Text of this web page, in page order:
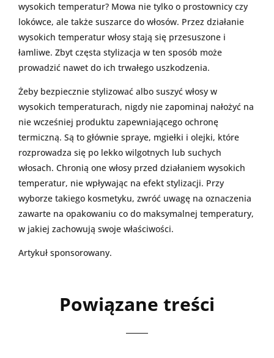
wysokich temperatur? Mowa nie tylko o prostownicy czy
lokówce, ale także suszarce do włosów. Przez działanie
wysokich temperatur włosy stają się przesuszone i
łamliwe. Zbyt częsta stylizacja w ten sposób może
prowadzić nawet do ich trwałego uszkodzenia.
Żeby bezpiecznie stylizować albo suszyć włosy w
wysokich temperaturach, nigdy nie zapominaj nałożyć na
nie wcześniej produktu zapewniającego ochronę
termiczną. Są to głównie spraye, mgiełki i olejki, które
rozprowadza się po lekko wilgotnych lub suchych
włosach. Chronią one włosy przed działaniem wysokich
temperatur, nie wpływając na efekt stylizacji. Przy
wyborze takiego kosmetyku, zwróć uwagę na oznaczenia
zawarte na opakowaniu co do maksymalnej temperatury,
w jakiej zachowują swoje właściwości.
Artykuł sponsorowany.
Powiązane treści